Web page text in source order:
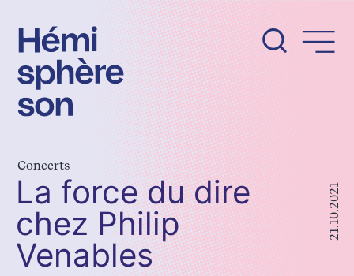
contenu
Concerts
La force du dire
chez Philip
Venables
21.10.2021